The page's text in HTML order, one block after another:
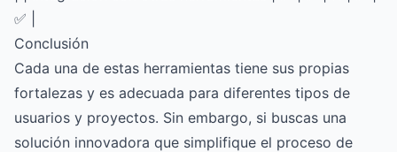
✅ |
Conclusión
Cada una de estas herramientas tiene sus propias
fortalezas y es adecuada para diferentes tipos de
usuarios y proyectos. Sin embargo, si buscas una
solución innovadora que simplifique el proceso de